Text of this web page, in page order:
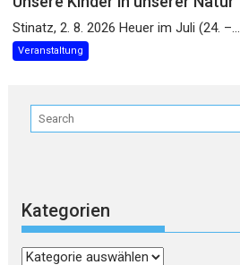
Stinatz, 2. 8. 2026 Heuer im Juli (24. –...
Veranstaltung
Kategorien
Kategorien